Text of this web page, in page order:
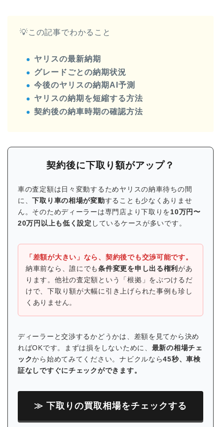
💡この記事でわかること
ヤリスの最新納期
グレードごとの納期状況
今後のヤリスの納期AI予測
ヤリスの納期を短縮する方法
契約後の納車時期の確認方法
契約後に下取り額がアップ？
車の査定額は日々変動するためヤリスの納車待ちの間
に、下取り車の相場が変動することも少なくありませ
ん。そのためディーラーは専門店より下取りを10万円〜
20万円以上も低く設定 しているケースが多いです。
「差額が大きい」なら、契約後でも交渉可能です。
納車前なら、誰にでも条件変更を申し出る権利があ
ります。他社の査定額という「根拠」をぶつけるだ
けで、下取り額が大幅に引き上げられた事例も珍し
くありません。
ディーラーと交渉するかどうかは、差額を見てから決め
ればOKです。まずは損をしないために、 最新の相場チェ
ックから始めてみてください。ナビクルなら45秒、車検
証なしですぐにチェックができます。
≫ 下取りの買取相場をチェックする